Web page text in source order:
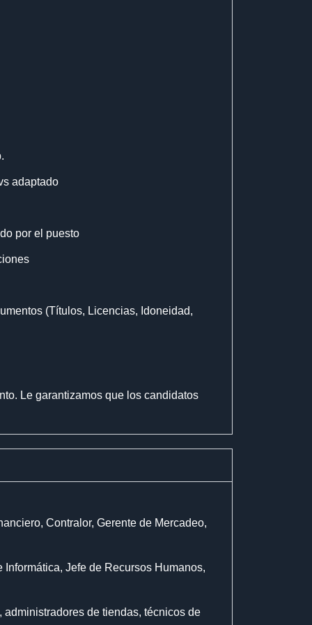
adaptado
por el puesto
(Títulos, Licencias, Idoneidad,
Le garantizamos que los candidatos
Contralor, Gerente de Mercadeo,
Jefe de Recursos Humanos,
de tiendas, técnicos de